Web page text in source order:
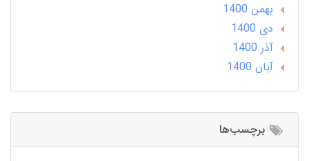
بهمن 1400
دی 1400
آذر 1400
آبان 1400
برچسب‌ها